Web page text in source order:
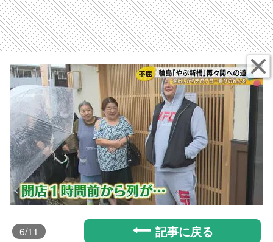
6/11 記事に戻る